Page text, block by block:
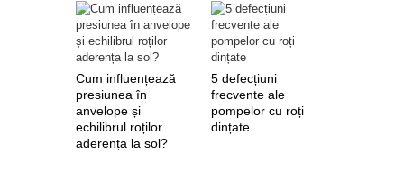
Cum influențează
presiunea în
anvelope și
echilibrul roților
aderența la sol?
5 defecțiuni
frecvente ale
pompelor cu roți
dințate